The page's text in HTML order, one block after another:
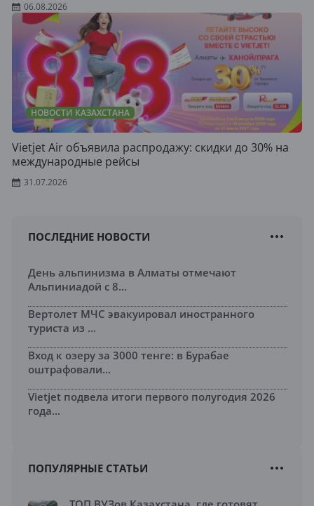
06.08.2026
НОВОСТИ КАЗАХСТАНА
Vietjet Air объявила распродажу: скидки до 30% на
международные рейсы
31.07.2026
ПОСЛЕДНИЕ НОВОСТИ
День альпинизма в Алматы отмечают
Альпиниадой с 8...
Вертолет МЧС эвакуировал иностранного
туриста из ...
Вход к озеру за 3000 тенге: в Бурабае
оштрафовали...
Vietjet подвела итоги первого полугодия 2026
года...
ПОПУЛЯРНЫЕ СТАТЬИ